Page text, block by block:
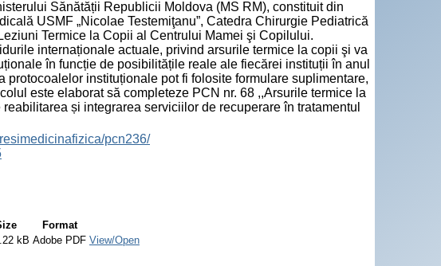
Sănătății Republicii Moldova (MS RM), constituit din
USMF „Nicolae Testemiţanu”, Catedra Chirurgie Pediatrică
Termice la Copii al Centrului Mamei şi Copilului.
internaționale actuale, privind arsurile termice la copii şi va
în funcție de posibilitățile reale ale fiecărei instituții în anul
instituționale pot fi folosite formulare suplimentare,
este elaborat să completeze PCN nr. 68 ,,Arsurile termice la
și integrarea serviciilor de recuperare în tratamentul
pcn236/
Format
kB Adobe PDF View/Open